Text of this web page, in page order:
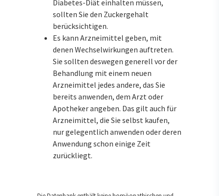
Diabetes-Diät einhalten müssen,
sollten Sie den Zuckergehalt
berücksichtigen.
Es kann Arzneimittel geben, mit
denen Wechselwirkungen auftreten.
Sie sollten deswegen generell vor der
Behandlung mit einem neuen
Arzneimittel jedes andere, das Sie
bereits anwenden, dem Arzt oder
Apotheker angeben. Das gilt auch für
Arzneimittel, die Sie selbst kaufen,
nur gelegentlich anwenden oder deren
Anwendung schon einige Zeit
zurückliegt.